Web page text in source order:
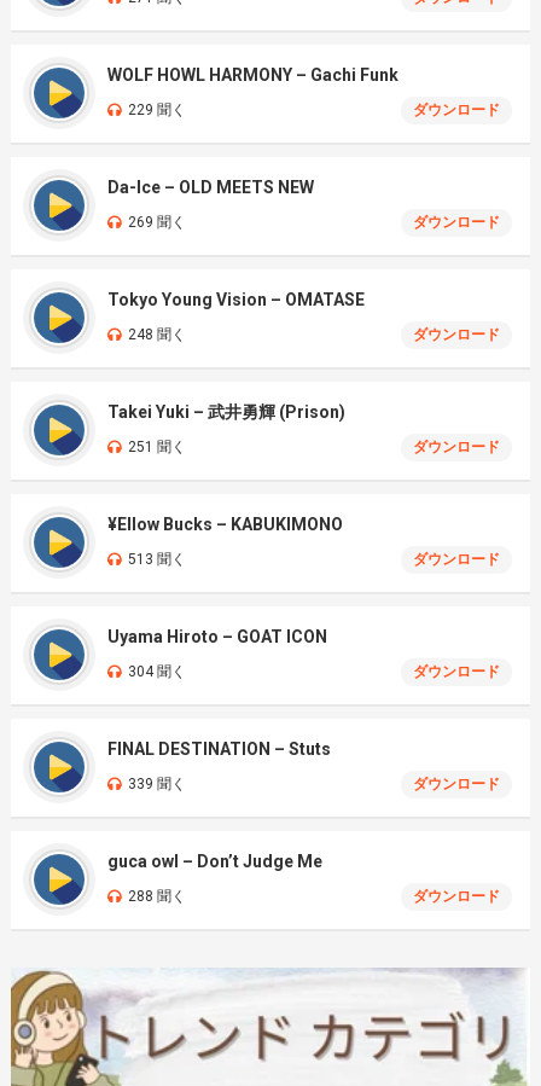
WOLF HOWL HARMONY – Gachi Funk
229 聞く ダウンロード
Da-Ice – OLD MEETS NEW
269 聞く ダウンロード
Tokyo Young Vision – OMATASE
248 聞く ダウンロード
Takei Yuki – 武井勇輝 (Prison)
251 聞く ダウンロード
¥Ellow Bucks – KABUKIMONO
513 聞く ダウンロード
Uyama Hiroto – GOAT ICON
304 聞く ダウンロード
FINAL DESTINATION – Stuts
339 聞く ダウンロード
guca owl – Don’t Judge Me
288 聞く ダウンロード